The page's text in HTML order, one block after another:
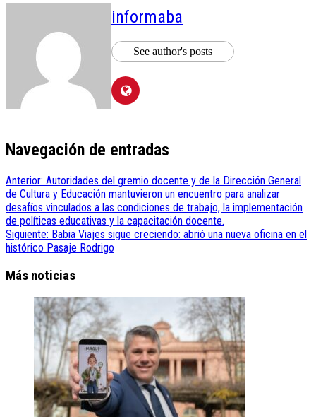
informaba
See author's posts
Navegación de entradas
Anterior: Autoridades del gremio docente y de la Dirección General
de Cultura y Educación mantuvieron un encuentro para analizar
desafíos vinculados a las condiciones de trabajo, la implementación
de políticas educativas y la capacitación docente.
Siguiente: Babia Viajes sigue creciendo: abrió una nueva oficina en el
histórico Pasaje Rodrigo
Más noticias